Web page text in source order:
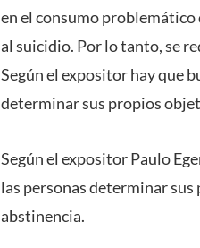
en el consumo problemático
al suicidio. Por lo tanto, se
Según el expositor hay que
determinar sus propios
Según el expositor Paulo
las personas determinar
abstinencia.